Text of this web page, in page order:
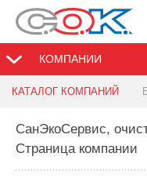
КОМПАНИИ
КАТАЛОГ КОМПАНИЙ
CанЭкоСервис,
Страница компании